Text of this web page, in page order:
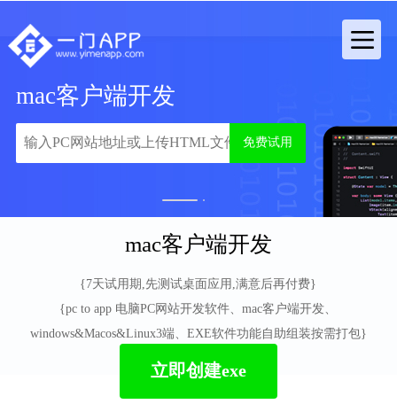
mac客户端开发
免费试用
mac客户端开发
{7天试用期,先测试桌面应用,满意后再付费}
{pc to app 电脑PC网站开发软件、mac客户端开发、
windows&Macos&Linux3端、EXE软件功能自助组装按需打包}
立即创建exe